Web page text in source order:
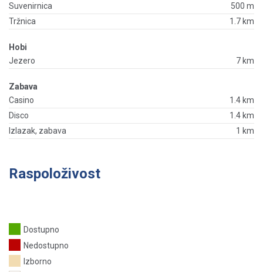
Suvenirnica
500 m
Tržnica
1.7 km
Hobi
Jezero
7 km
Zabava
Casino
1.4 km
Disco
1.4 km
Izlazak, zabava
1 km
Raspoloživost
Dostupno
Nedostupno
Izborno